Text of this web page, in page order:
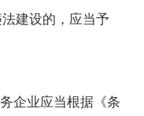
建设的，应当予
企业应当根据《条